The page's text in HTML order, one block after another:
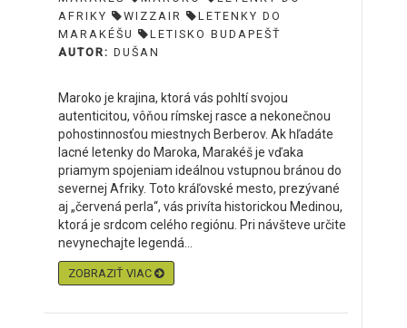
AFRIKY
WIZZAIR
LETENKY DO
MARAKÉŠU
LETISKO BUDAPEŠŤ
AUTOR: DUŠAN
Maroko je krajina, ktorá vás pohltí svojou
autenticitou, vôňou rímskej rasce a nekonečnou
pohostinnosťou miestnych Berberov. Ak hľadáte
lacné letenky do Maroka, Marakéš je vďaka
priamym spojeniam ideálnou vstupnou bránou do
severnej Afriky. Toto kráľovské mesto, prezývané
aj „červená perla“, vás privíta historickou Medinou,
ktorá je srdcom celého regiónu. Pri návšteve určite
nevynechajte legendá...
ZOBRAZIŤ VIAC